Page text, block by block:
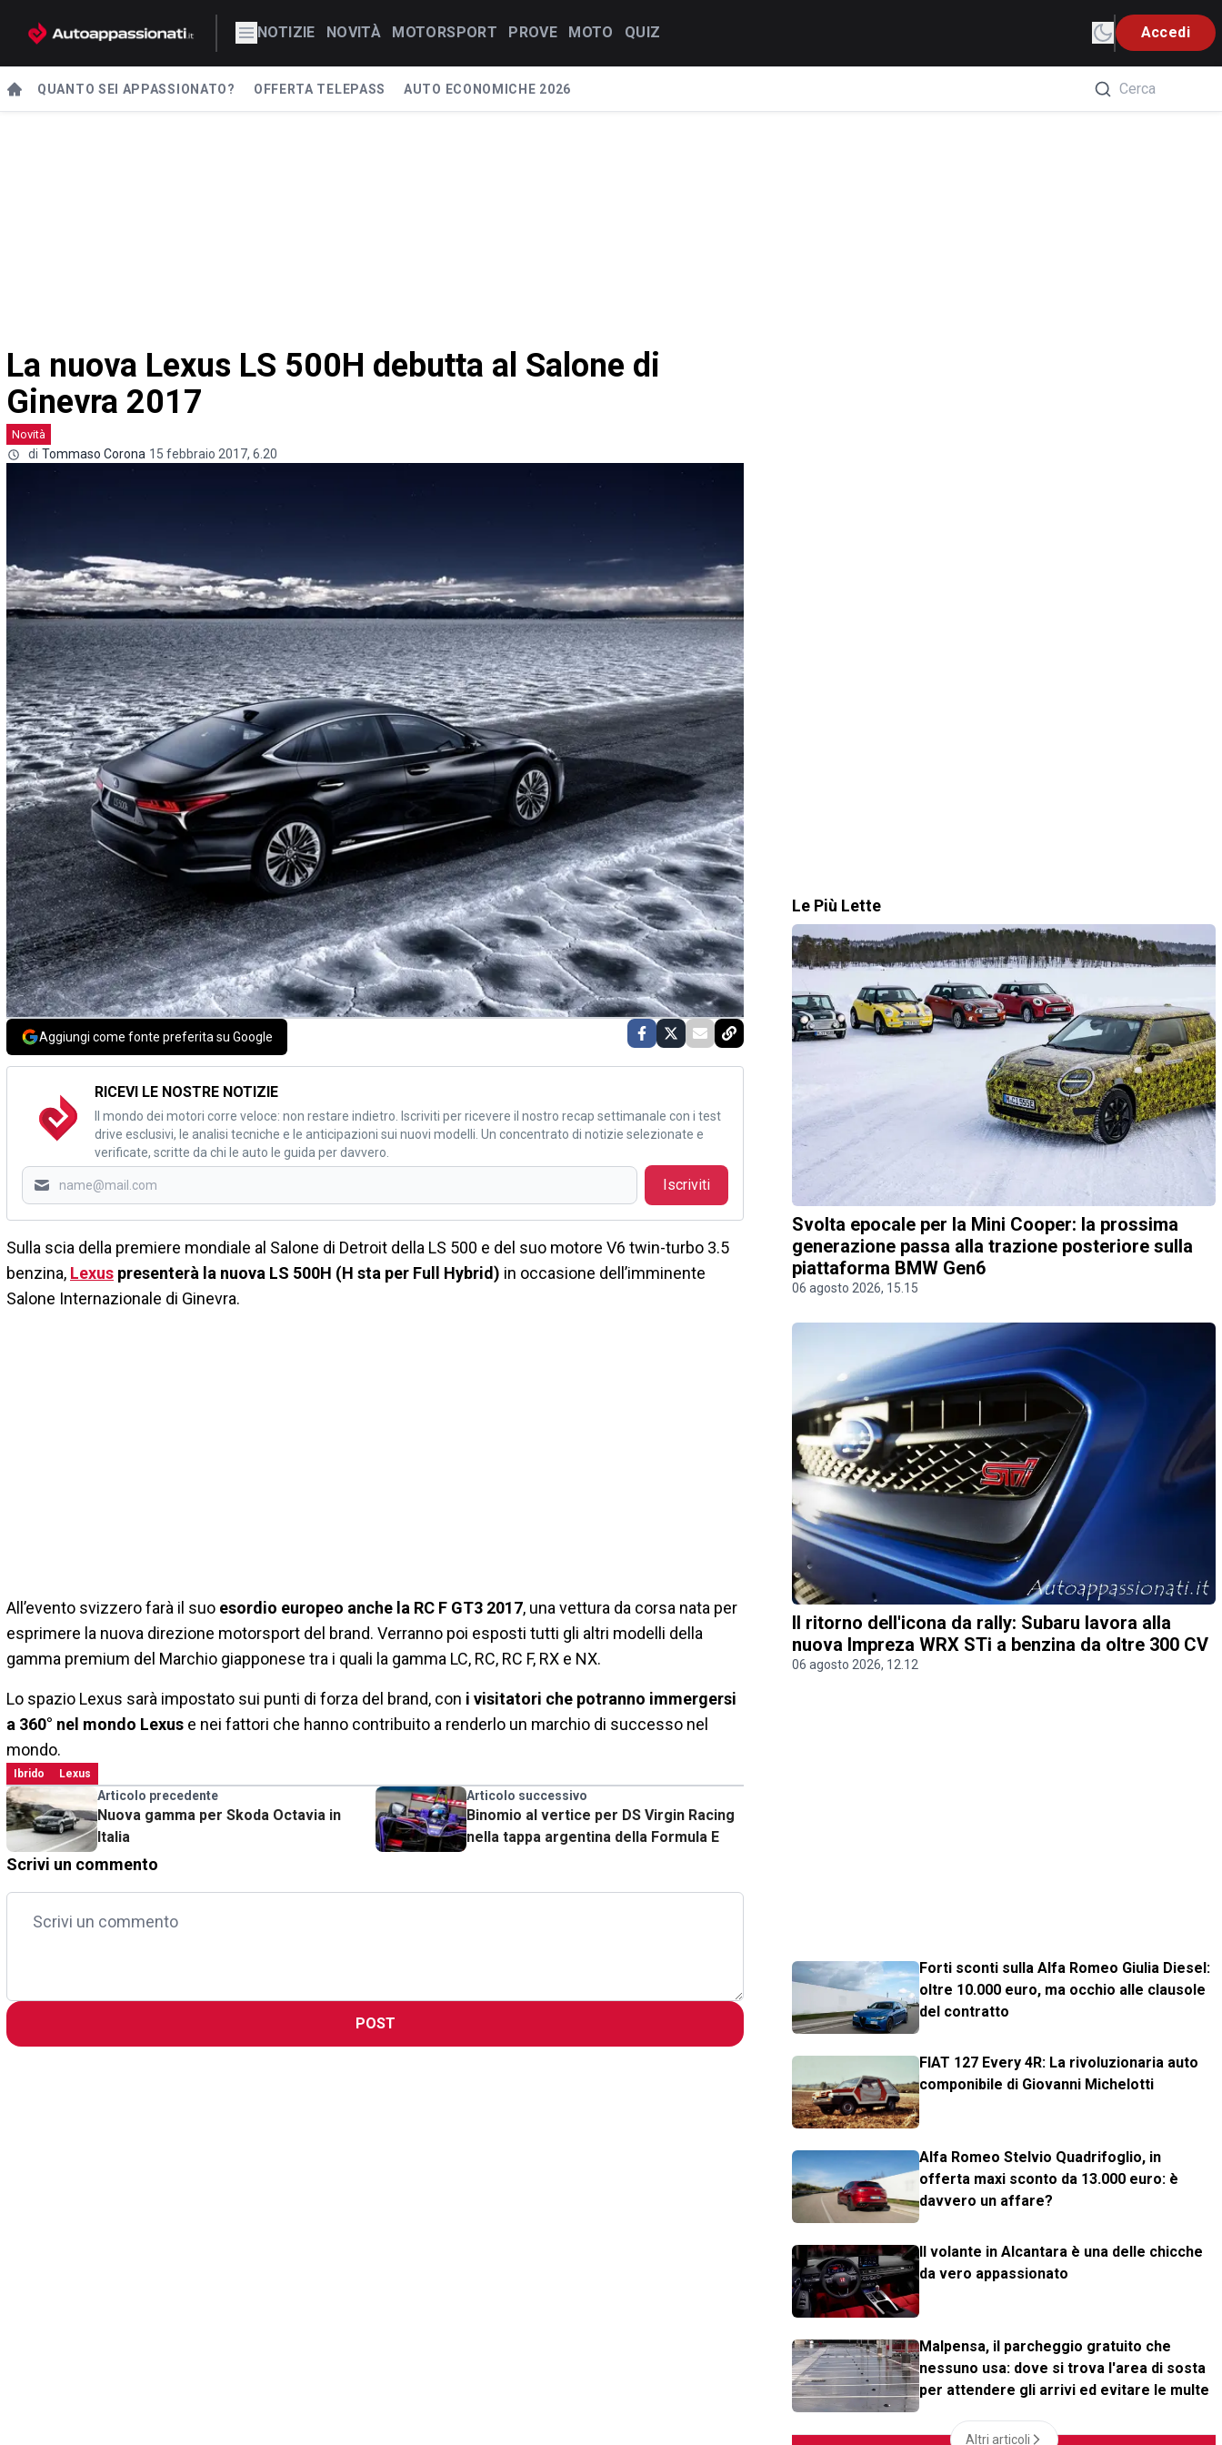
NOTIZIE NOVITÀ MOTORSPORT PROVE MOTO QUIZ Accedi
QUANTO SEI APPASSIONATO? OFFERTA TELEPASS AUTO ECONOMICHE 2026
La nuova Lexus LS 500H debutta al Salone di
Ginevra 2017
Novità
di Tommaso Corona 15 febbraio 2017, 6.20
Aggiungi come fonte preferita su Google
RICEVI LE NOSTRE NOTIZIE
Il mondo dei motori corre veloce: non restare indietro. Iscriviti per ricevere il nostro recap settimanale con i test
drive esclusivi, le analisi tecniche e le anticipazioni sui nuovi modelli. Un concentrato di notizie selezionate e
verificate, scritte da chi le auto le guida per davvero.
Iscriviti
Sulla scia della premiere mondiale al Salone di Detroit della LS 500 e del suo motore V6 twin-turbo 3.5
benzina, Lexus presenterà la nuova LS 500H (H sta per Full Hybrid) in occasione dell’imminente
Salone Internazionale di Ginevra.
All’evento svizzero farà il suo esordio europeo anche la RC F GT3 2017, una vettura da corsa nata per
esprimere la nuova direzione motorsport del brand. Verranno poi esposti tutti gli altri modelli della
gamma premium del Marchio giapponese tra i quali la gamma LC, RC, RC F, RX e NX.
Lo spazio Lexus sarà impostato sui punti di forza del brand, con i visitatori che potranno immergersi
a 360° nel mondo Lexus e nei fattori che hanno contribuito a renderlo un marchio di successo nel
mondo.
Ibrido Lexus
Articolo precedente
Nuova gamma per Skoda Octavia in
Italia
Articolo successivo
Binomio al vertice per DS Virgin Racing
nella tappa argentina della Formula E
Scrivi un commento
POST
Le Più Lette
Svolta epocale per la Mini Cooper: la prossima
generazione passa alla trazione posteriore sulla
piattaforma BMW Gen6
06 agosto 2026, 15.15
Il ritorno dell'icona da rally: Subaru lavora alla
nuova Impreza WRX STi a benzina da oltre 300 CV
06 agosto 2026, 12.12
Forti sconti sulla Alfa Romeo Giulia Diesel:
oltre 10.000 euro, ma occhio alle clausole
del contratto
FIAT 127 Every 4R: La rivoluzionaria auto
componibile di Giovanni Michelotti
Alfa Romeo Stelvio Quadrifoglio, in
offerta maxi sconto da 13.000 euro: è
davvero un affare?
Il volante in Alcantara è una delle chicche
da vero appassionato
Malpensa, il parcheggio gratuito che
nessuno usa: dove si trova l'area di sosta
per attendere gli arrivi ed evitare le multe
Altri articoli